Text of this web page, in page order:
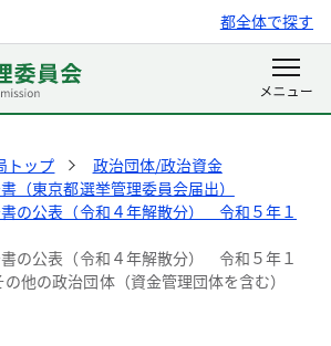
都全体で探す
トップ
政治団体/政治資金
（東京都選挙管理委員会届出）
の公表（令和４年解散分） 令和５年１
の公表（令和４年解散分） 令和５年１
他の政治団体（資金管理団体を含む）